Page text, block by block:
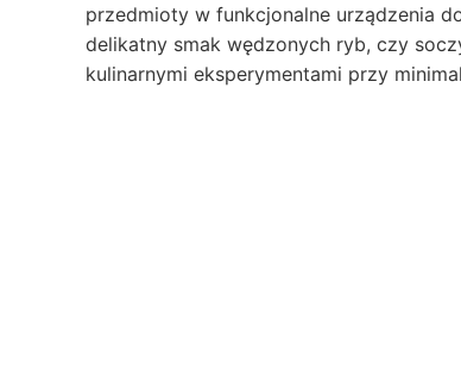
przedmioty w funkcjonalne urządzenia
delikatny smak wędzonych ryb, czy
kulinarnymi eksperymentami przy